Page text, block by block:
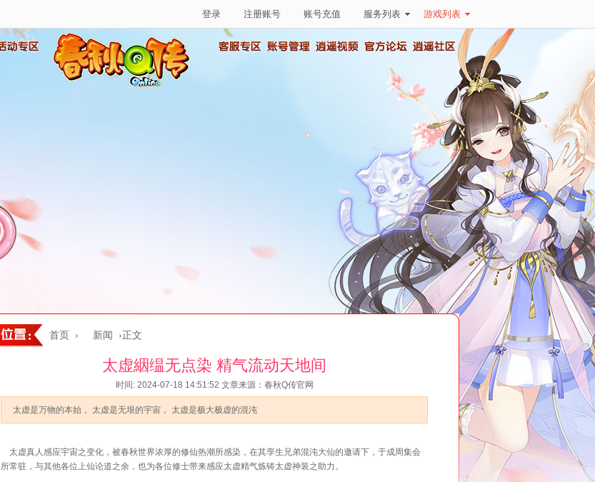
登录 注册账号 账号充值 服务列表 游戏列表
首页 › 新闻 ›正文
太虚絪缊无点染 精气流动天地间
时间: 2024-07-18 14:51:52 文章来源：春秋Q传官网
太虚是万物的本始， 太虚是无垠的宇宙， 太虚是极大极虚的混沌
太虚真人感应宇宙之变化，被春秋世界浓厚的修仙热潮所感染，在其孪生兄弟混沌大仙的邀请下，于成周集会
所常驻，与其他各位上仙论道之余，也为各位修士带来感应太虚精气炼铸太虚神装之助力。